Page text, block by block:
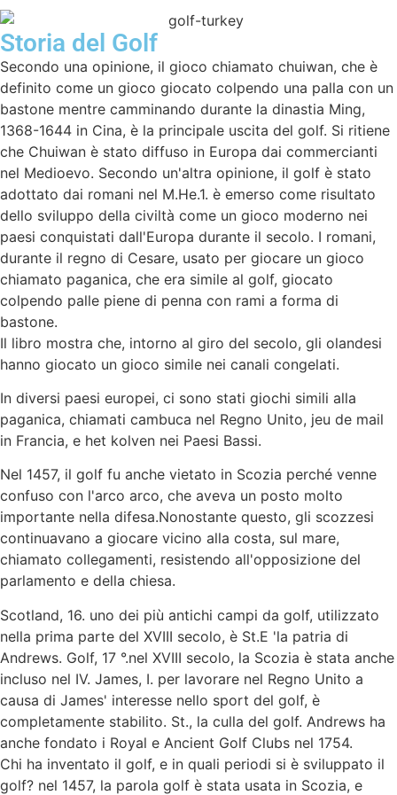
Storia del Golf
Secondo una opinione, il gioco chiamato chuiwan, che è
definito come un gioco giocato colpendo una palla con un
bastone mentre camminando durante la dinastia Ming,
1368-1644 in Cina, è la principale uscita del golf. Si ritiene
che Chuiwan è stato diffuso in Europa dai commercianti
nel Medioevo. Secondo un'altra opinione, il golf è stato
adottato dai romani nel M.He.1. è emerso come risultato
dello sviluppo della civiltà come un gioco moderno nei
paesi conquistati dall'Europa durante il secolo. I romani,
durante il regno di Cesare, usato per giocare un gioco
chiamato paganica, che era simile al golf, giocato
colpendo palle piene di penna con rami a forma di
bastone.
Il libro mostra che, intorno al giro del secolo, gli olandesi
hanno giocato un gioco simile nei canali congelati.
In diversi paesi europei, ci sono stati giochi simili alla
paganica, chiamati cambuca nel Regno Unito, jeu de mail
in Francia, e het kolven nei Paesi Bassi.
Nel 1457, il golf fu anche vietato in Scozia perché venne
confuso con l'arco arco, che aveva un posto molto
importante nella difesa.Nonostante questo, gli scozzesi
continuavano a giocare vicino alla costa, sul mare,
chiamato collegamenti, resistendo all'opposizione del
parlamento e della chiesa.
Scotland, 16. uno dei più antichi campi da golf, utilizzato
nella prima parte del XVIII secolo, è St.E 'la patria di
Andrews. Golf, 17 °.nel XVIII secolo, la Scozia è stata anche
incluso nel IV. James, I. per lavorare nel Regno Unito a
causa di James' interesse nello sport del golf, è
completamente stabilito. St., la culla del golf. Andrews ha
anche fondato i Royal e Ancient Golf Clubs nel 1754.
Chi ha inventato il golf, e in quali periodi si è sviluppato il
golf? nel 1457, la parola golf è stata usata in Scozia, e